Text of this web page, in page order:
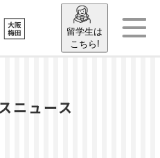
留学生は
こちら!
ニュース